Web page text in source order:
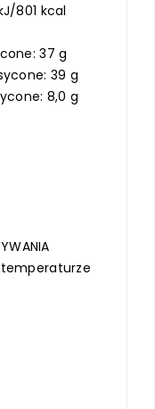
801 kcal
37 g
39 g
8,0 g